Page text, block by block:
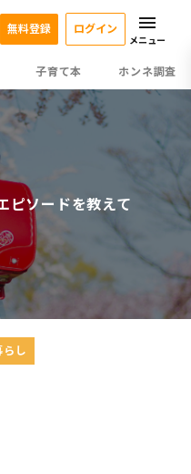
子育て本 ホンネ調査
無料登録 ログイン
メニュー
ピソードを教えて
し